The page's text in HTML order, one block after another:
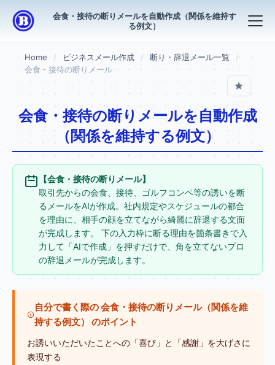
会食・接待の断りメールを自動作成（関係を維持す
る例文）
Home ビジネスメール作成
断り・辞退メール一覧
会食・接待の断りメール
会食・接待の断りメールを自動作成
（関係を維持する例文）
【会食・接待の断りメール】
取引先からの会食、接待、ゴルフコンペ等の誘いを断
るメールをAIが作成。社内規定やスケジュールの都合
を理由に、相手の顔を立てながら綺麗に辞退する文面
が完成します。 下の入力枠に断る理由を箇条書きで入
力して「AIで作成」を押すだけで、角を立てないプロ
の辞退メールが完成します。
自分で書く際の 会食・接待の断りメール（関係を維
持する例文） のポイント
お誘いいただいたことへの「喜び」と「感謝」を大げさに
表現する